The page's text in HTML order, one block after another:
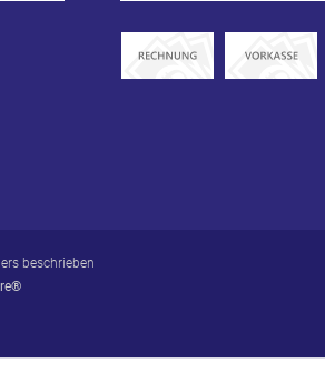
beschrieben